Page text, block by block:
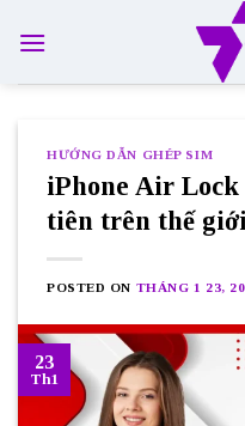
HƯỚNG DẪN GHÉP SIM
iPhone Air Lock
tiên trên thế
POSTED ON THÁNG 1 23,
23
Th1